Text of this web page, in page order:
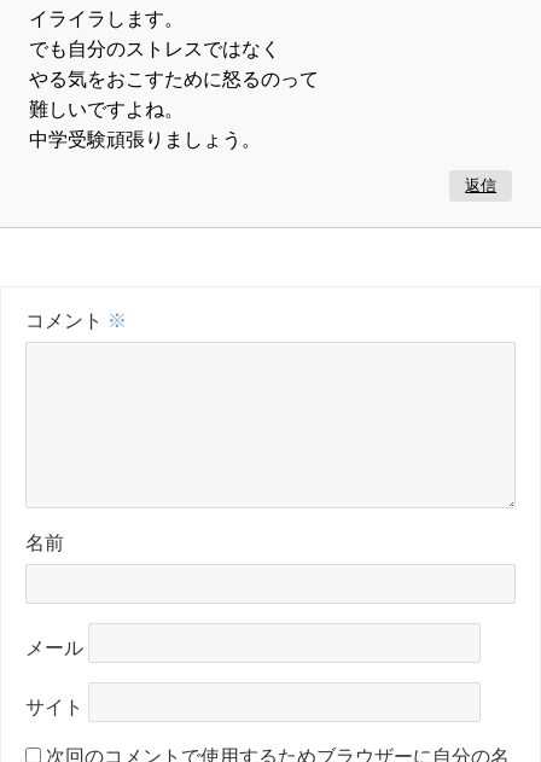
イライラします。
でも自分のストレスではなく
やる気をおこすために怒るのって
難しいですよね。
中学受験頑張りましょう。
返信
コメント ※
名前
メール
サイト
次回のコメントで使用するためブラウザーに自分の名